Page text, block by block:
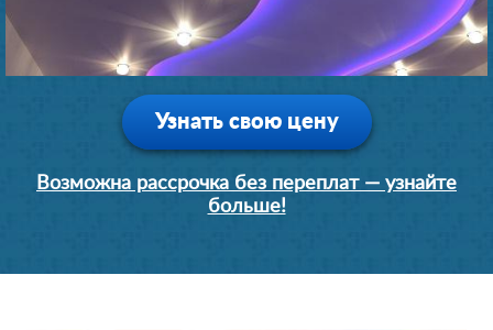
Узнать свою цену
Возможна рассрочка без переплат — узнайте
больше!